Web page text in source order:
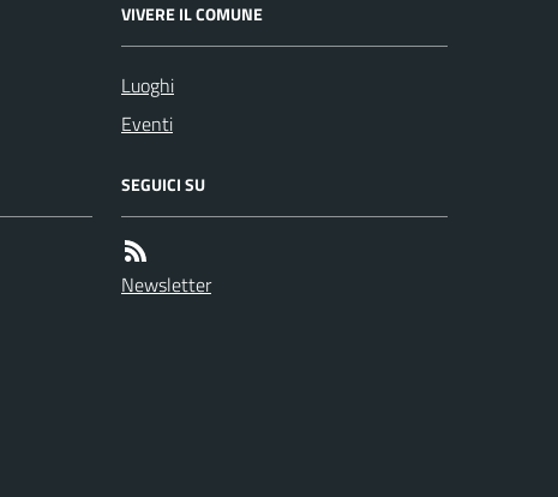
VIVERE IL COMUNE
Luoghi
Eventi
SEGUICI SU
Newsletter